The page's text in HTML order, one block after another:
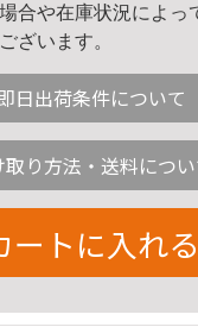
合や在庫状況によっ
ざいます。
日出荷条件について
取り方法・送料につ
ートに入れる